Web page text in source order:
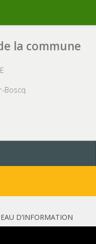
la commune
Boscq
D’INFORMATION